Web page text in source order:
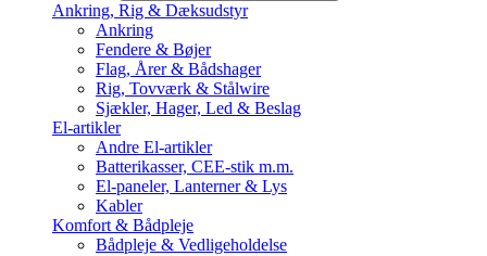
Ankring, Rig & Dæksudstyr
Ankring
Fendere & Bøjer
Flag, Årer & Bådshager
Rig, Tovværk & Stålwire
Sjækler, Hager, Led & Beslag
El-artikler
Andre El-artikler
Batterikasser, CEE-stik m.m.
El-paneler, Lanterner & Lys
Kabler
Komfort & Bådpleje
Bådpleje & Vedligeholdelse